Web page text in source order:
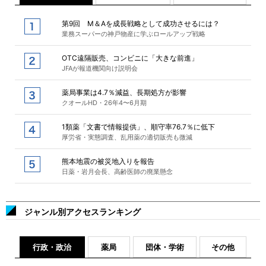
第9回 M＆Aを成長戦略として成功させるには？
業務スーパーの神戸物産に学ぶロールアップ戦略
OTC遠隔販売、コンビニに「大きな前進」
JFAが報道機関向け説明会
薬局事業は4.7％減益、長期処方が影響
クオールHD・26年4〜6月期
1類薬「文書で情報提供」、順守率76.7％に低下
厚労省・実態調査、乱用薬の適切販売も微減
熊本地震の被災地入りを報告
日薬・岩月会長、高齢医師の廃業懸念
ジャンル別アクセスランキング
行政・政治 薬局 団体・学術 その他